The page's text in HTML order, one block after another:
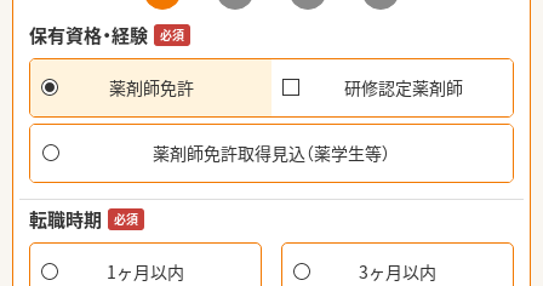
保有資格・経験
必須
薬剤師免許 研修認定薬剤師
薬剤師免許取得見込（薬学生等）
転職時期 必須
1ヶ月以内 3ヶ月以内